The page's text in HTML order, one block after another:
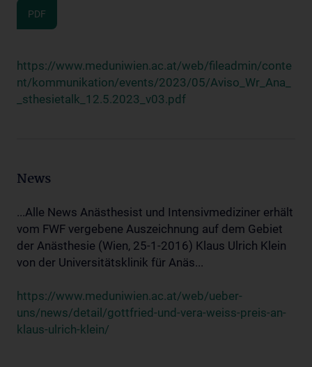
PDF
https://www.meduniwien.ac.at/web/fileadmin/conte
nt/kommunikation/events/2023/05/Aviso_Wr_Ana_
_sthesietalk_12.5.2023_v03.pdf
News
...Alle News Anästhesist und Intensivmediziner erhält
vom FWF vergebene Auszeichnung auf dem Gebiet
der Anästhesie (Wien, 25-1-2016) Klaus Ulrich Klein
von der Universitätsklinik für Anäs...
https://www.meduniwien.ac.at/web/ueber-
uns/news/detail/gottfried-und-vera-weiss-preis-an-
klaus-ulrich-klein/